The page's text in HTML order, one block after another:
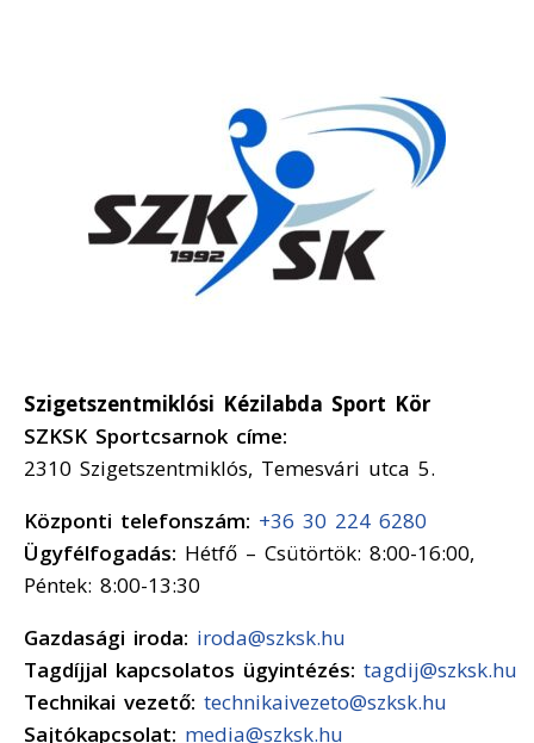
Szigetszentmiklósi Kézilabda Sport Kör
SZKSK Sportcsarnok címe:
2310 Szigetszentmiklós, Temesvári utca 5.
Központi telefonszám: +36 30 224 6280
Ügyfélfogadás: Hétfő – Csütörtök: 8:00-16:00,
Péntek: 8:00-13:30
Gazdasági iroda: iroda@szksk.hu
Tagdíjjal kapcsolatos ügyintézés: tagdij@szksk.hu
Technikai vezető: technikaivezeto@szksk.hu
Sajtókapcsolat: media@szksk.hu